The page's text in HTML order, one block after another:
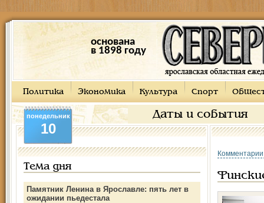
основана
в 1898 году
Политика Экономика Культура Спорт
Даты и события
понедельник
10
Тема дня
Памятник Ленина в Ярославле: пять лет в
ожидании пьедестала